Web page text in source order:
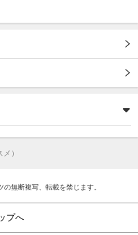
）
無断複写、転載を禁じます。
プへ